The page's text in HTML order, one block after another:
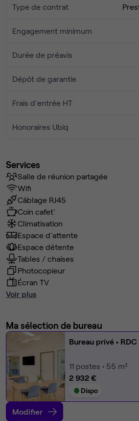
Type de contrat
Engagement minimum
Durée de préavis
Dépôt de garantie
Frais d'entrée HT
Honoraires Ubiq
Services
Salle de réunion partagée
Wifi
Câblage RJ45
Coin cafet'
Climatisation
Espace d'attente
Espace détente
Tables / chaises
Photocopieur
Écran TV
Voir plus
Ma sélection de bureau
Bureau privé • RDC
11 postes • 55 m²
2 932 €
Dispo
Modifier